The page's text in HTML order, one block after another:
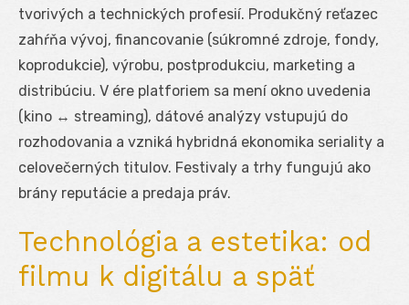
tvorivých a technických profesií. Produkčný reťazec
zahŕňa vývoj, financovanie (súkromné zdroje, fondy,
koprodukcie), výrobu, postprodukciu, marketing a
distribúciu. V ére platforiem sa mení okno uvedenia
(kino ↔ streaming), dátové analýzy vstupujú do
rozhodovania a vzniká hybridná ekonomika seriality a
celovečerných titulov. Festivaly a trhy fungujú ako
brány reputácie a predaja práv.
Technológia a estetika: od
filmu k digitálu a späť